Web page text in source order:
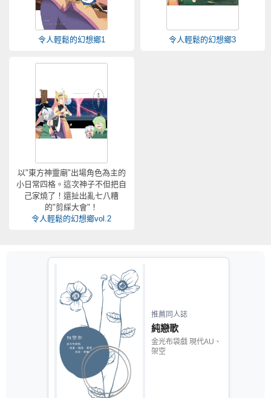
令人輕鬆的幻想鄉1 令人輕鬆的幻想鄉3
以"東方神靈廟"出場角色為主的
小日常四格。這次神子不但把自
己家燒了！還扯出亂七八糟
的"剪綵大會"！
令人輕鬆的幻想鄉vol.2
推薦同人誌
純戀歌
金光布袋戲 現代AU、
架空